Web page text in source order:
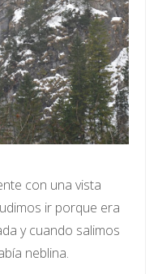
con una vista
ir porque era
y cuando salimos
neblina.